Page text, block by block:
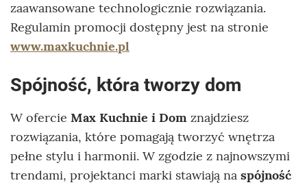
zaawansowane technologicznie rozwiązania.
Regulamin promocji dostępny jest na stronie
www.maxkuchnie.pl
Spójność, która tworzy dom
W ofercie Max Kuchnie i Dom znajdziesz
rozwiązania, które pomagają tworzyć wnętrza
pełne stylu i harmonii. W zgodzie z najnowszymi
trendami, projektanci marki stawiają na spójność